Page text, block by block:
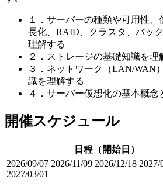
１．サーバーの種類や可用性
長化、RAID、クラスタ、バッ
理解する
２．ストレージの基礎知識を理
３．ネットワーク（LAN/WAN
識を理解する
４．サーバー仮想化の基本概念
開催スケジュール
日程（開始日）
2026/09/07 2026/11/09 2026/12/18 2027/
2027/03/01